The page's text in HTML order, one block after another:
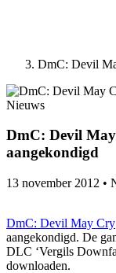
DmC: Devil
Nieuws
DmC: Devil
aangekondigd
13 november 2012 •
DmC: Devil May Cry
aangekondigd. De
DLC ‘Vergils
downloaden.